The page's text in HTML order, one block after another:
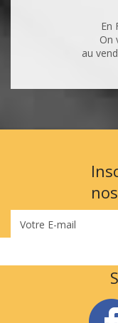
En
On
au
Votre E-mail